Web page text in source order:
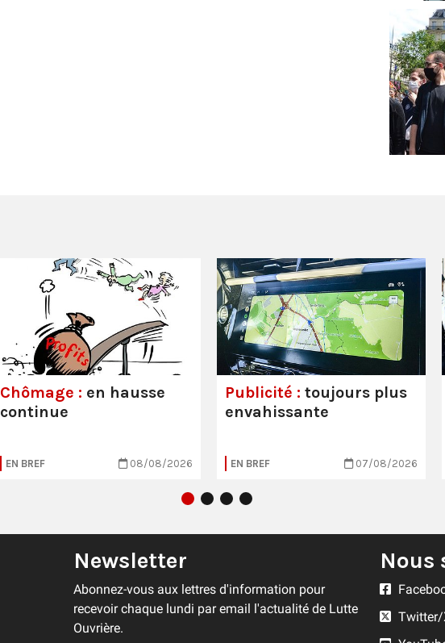
Chômage : en hausse
continue
EN BREF 08/08/2026
Publicité : toujours plus
envahissante
EN BREF 07/08/2026
Newsletter
Abonnez-vous aux lettres d'information pour
recevoir chaque lundi par email l'actualité de Lutte
Ouvrière.
Nous
Twitter/